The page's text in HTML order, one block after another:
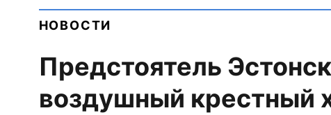
НОВОСТИ
Предстоятель
воздушный крестный